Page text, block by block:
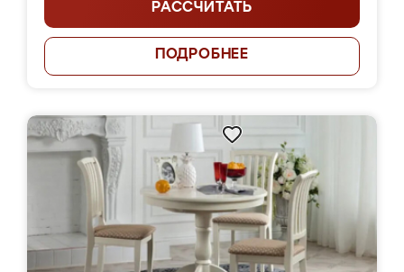
РАССЧИТАТЬ
ПОДРОБНЕЕ